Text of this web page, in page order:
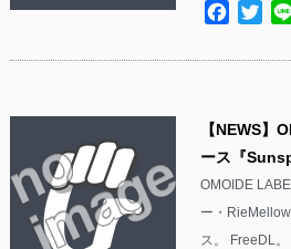
【NEWS】
ース『
OMOIDE
ー・
ス。 FreeDL